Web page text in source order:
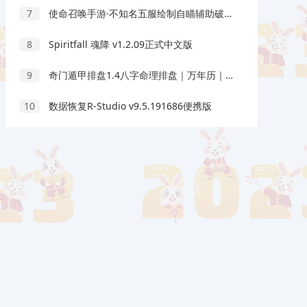
7 使命召唤手游·不知名五服绘制自瞄辅助破解版
8 Spiritfall 魂降 v1.2.09正式中文版
9 奇门遁甲排盘1.4八字命理排盘｜万年历｜奇门遁甲
10 数据恢复R-Studio v9.5.191686便携版